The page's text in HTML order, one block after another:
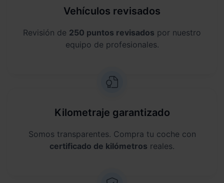
Vehículos revisados
Revisión de 250 puntos revisados por nuestro
equipo de profesionales.
Kilometraje garantizado
Somos transparentes. Compra tu coche con
certificado de kilómetros reales.